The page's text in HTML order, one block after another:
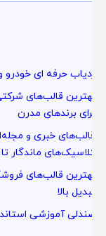
ارائه خدمات با
با خیال راحت
ردیاب حرفه ای خودرو
بهترین قالب‌های
برای برندهای مدرن
قالب‌های خبری و
کلاسیک‌های ماندگار
بهترین قالب‌های
تبدیل بالا
صندلی آموزشی